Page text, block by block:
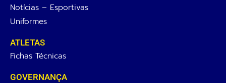
Notícias – Esportivas
Uniformes
ATLETAS
Fichas Técnicas
GOVERNANÇA